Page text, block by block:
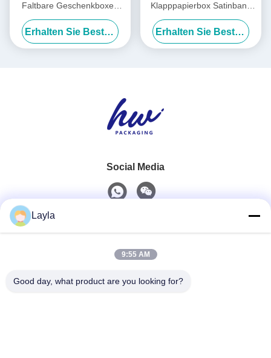
Faltbare Geschenkboxen
Vorgebundene,
zusammenklappbare
Verpackungsbox
Erhalten Sie Besten Preis
Klapppapierbox Satinband
Luxus weiße Klappboxen
Erhalten Sie Besten Preis
Social Media
0086-18688885859
Layla
9:55 AM
Good day, what product are you looking for?